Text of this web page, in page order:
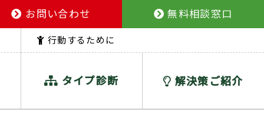
お問い合わせ 無料相談窓口
行動するために
タイプ診断 解決策ご紹介